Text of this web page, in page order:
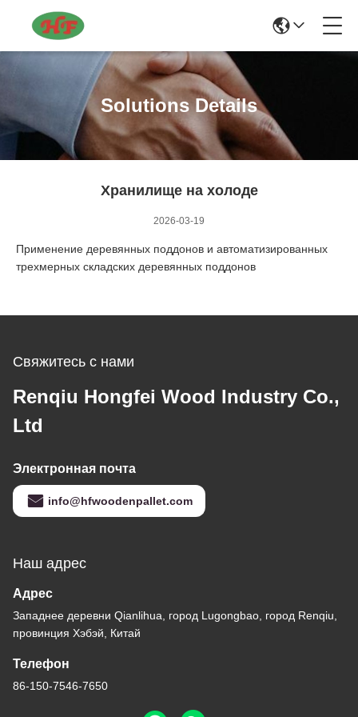
Solutions Details
Хранилище на холоде
2026-03-19
Применение деревянных поддонов и автоматизированных
трехмерных складских деревянных поддонов
Свяжитесь с нами
Renqiu Hongfei Wood Industry Co.,
Ltd
Электронная почта
info@hfwoodenpallet.com
Наш адрес
Адрес
Западнее деревни Qianlihua, город Lugongbao, город Renqiu,
провинция Хэбэй, Китай
Телефон
86-150-7546-7650